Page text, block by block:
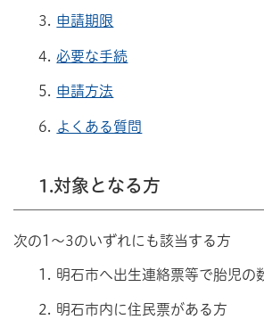
申請期限
必要な手続
申請方法
よくある質問
1.対象となる方
次の1～3のいずれにも該当する方
明石市へ出生連絡票等で胎児の
明石市内に住民票がある方